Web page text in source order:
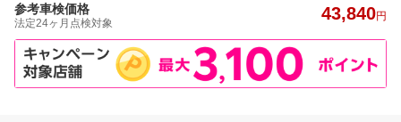
参考車検価格
法定24ヶ月点検対象 43,840円